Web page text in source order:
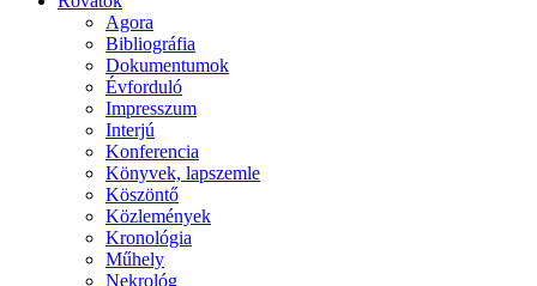
Agora
Bibliográfia
Dokumentumok
Évforduló
Impresszum
Interjú
Konferencia
Könyvek, lapszemle
Köszöntő
Közlemények
Kronológia
Műhely
Nekrológ